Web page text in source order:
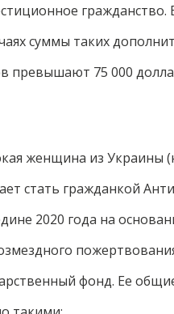
гражданство.
суммы таких
превышают 75 000
женщина из Украины
стать гражданкой
2020 года на
фонд. Ее